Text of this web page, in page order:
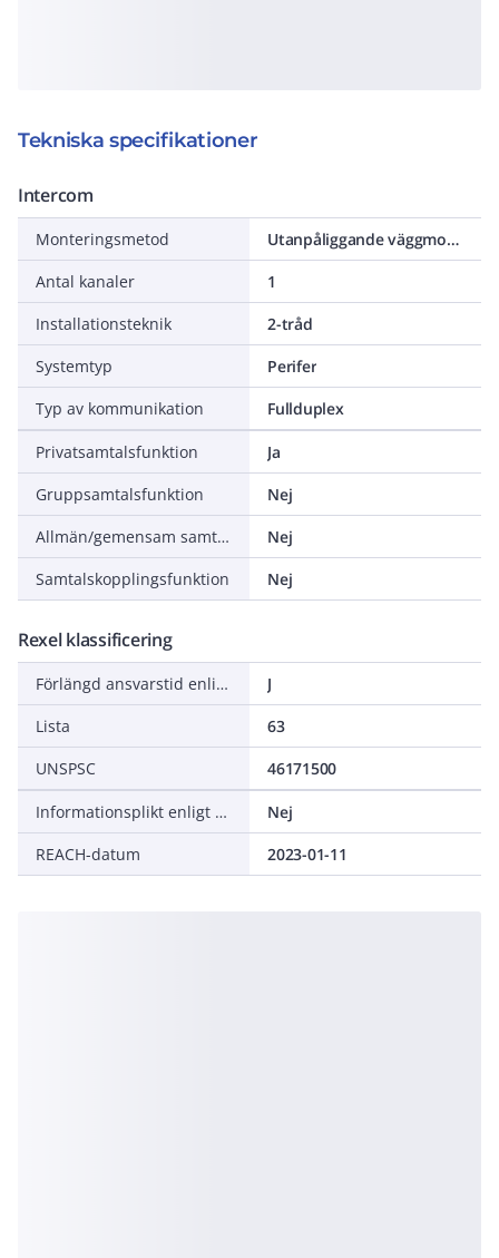
Tekniska specifikationer
Intercom
Monteringsmetod
Utanpåliggande väggmontage
Antal kanaler
1
Installationsteknik
2-tråd
Systemtyp
Perifer
Typ av kommunikation
Fullduplex
Privatsamtalsfunktion
Ja
Gruppsamtalsfunktion
Nej
Allmän/gemensam samtalsfunktion
Nej
Samtalskopplingsfunktion
Nej
Rexel klassificering
Förlängd ansvarstid enligt ALEM-09
J
Lista
63
UNSPSC
46171500
Informationsplikt enligt REACH
Nej
REACH-datum
2023-01-11